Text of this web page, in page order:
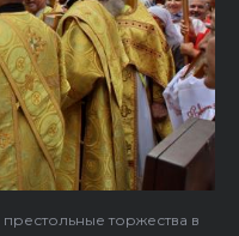
торжества в